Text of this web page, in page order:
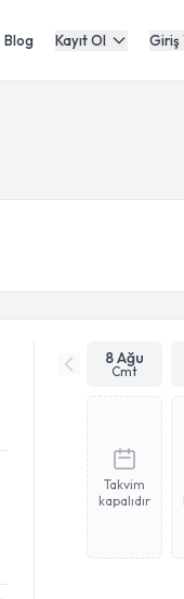
Blog Kayıt Ol Giriş
8 Ağu
Cmt
Takvim
kapalıdır